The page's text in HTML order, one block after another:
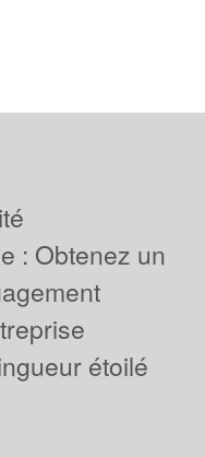
: Obtenez un
étoilé